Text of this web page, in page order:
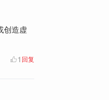
创造虚
1 回复